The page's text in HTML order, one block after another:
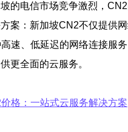
的电信市场竞争激烈，
案：新加坡CN2不仅提供
速、低延迟的网络连接服
更全面的云服务。
格：一站式云服务解决方案